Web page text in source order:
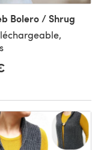
Bolero / Shrug